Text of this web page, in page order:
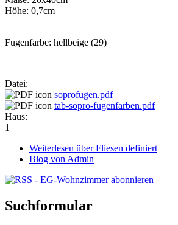
Höhe: 0,7cm
Fugenfarbe: hellbeige (29)
Datei:
soprofugen.pdf
tab-sopro-fugenfarben.pdf
Haus:
1
Weiterlesen über Fliesen definiert
Blog von Admin
Suchformular